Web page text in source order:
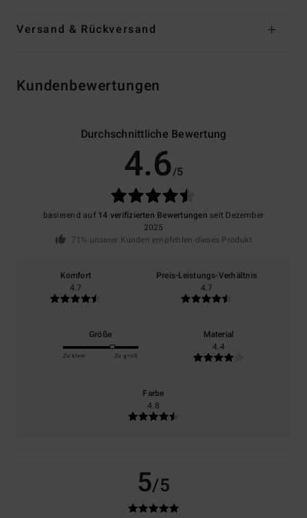
Versand & Rückversand
Kundenbewertungen
Durchschnittliche Bewertung
4.6/5
basierend auf 14 verifizierten Bewertungen seit Dezember
2025
71% unserer Kunden empfehlen dieses Produkt
Komfort
4.7
Preis-Leistungs-Verhältnis
4.7
Größe
Zu klein Zu groß
Material
4.4
Farbe
4.8
5/5